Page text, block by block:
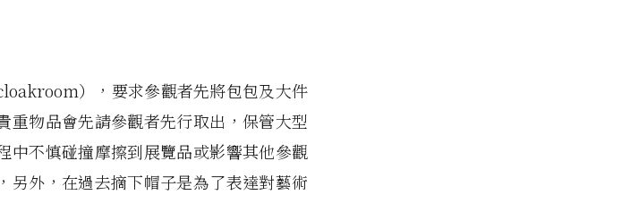
），要求參觀者先將包包及大件
重物品會先請參觀者先行取出，保管大型
中不慎碰撞摩擦到展覽品或影響其他參觀
另外，在過去摘下帽子是為了表達對藝術